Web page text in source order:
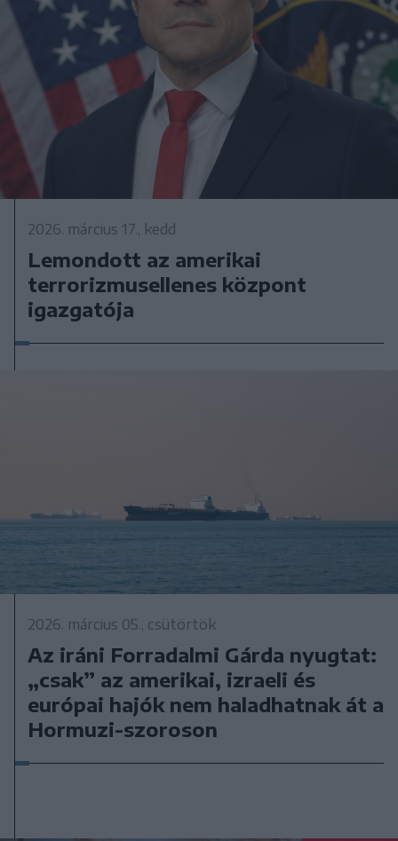
2026. március 17., kedd
Lemondott az amerikai
terrorizmusellenes központ
igazgatója
2026. március 05., csütörtök
Az iráni Forradalmi Gárda nyugtat:
„csak” az amerikai, izraeli és
európai hajók nem haladhatnak át a
Hormuzi-szoroson